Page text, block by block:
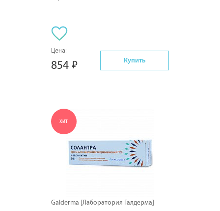
Цена:
854 Купить
ХИТ
Galderma [Лаборатория Галдерма]